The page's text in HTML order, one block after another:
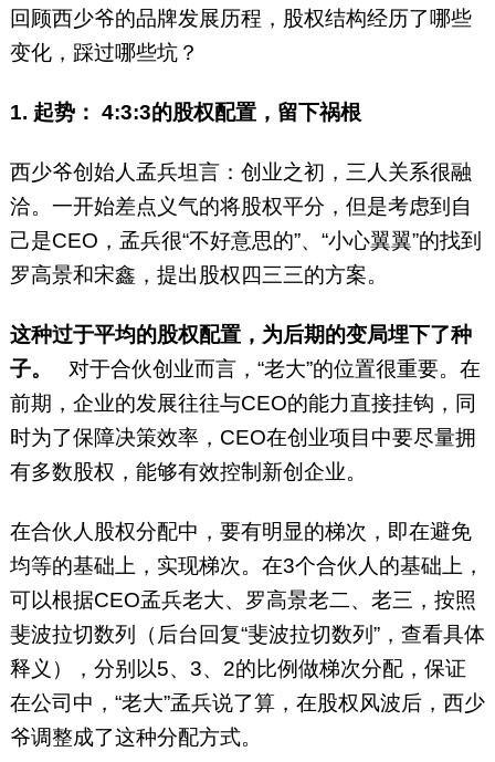
回顾西少爷的品牌发展历程，股权结构经历了哪些
变化，踩过哪些坑？
1. 起势： 4:3:3的股权配置，留下祸根
西少爷创始人孟兵坦言：创业之初，三人关系很融
洽。一开始差点义气的将股权平分，但是考虑到自
己是CEO，孟兵很“不好意思的”、“小心翼翼”的找到
罗高景和宋鑫，提出股权四三三的方案。
这种过于平均的股权配置，为后期的变局埋下了种
子。 对于合伙创业而言，“老大”的位置很重要。在
前期，企业的发展往往与CEO的能力直接挂钩，同
时为了保障决策效率，CEO在创业项目中要尽量拥
有多数股权，能够有效控制新创企业。
在合伙人股权分配中，要有明显的梯次，即在避免
均等的基础上，实现梯次。在3个合伙人的基础上，
可以根据CEO孟兵老大、罗高景老二、老三，按照
斐波拉切数列（后台回复“斐波拉切数列”，查看具体
释义），分别以5、3、2的比例做梯次分配，保证
在公司中，“老大”孟兵说了算，在股权风波后，西少
爷调整成了这种分配方式。